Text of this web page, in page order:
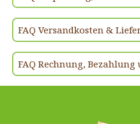
FAQ Versandkosten &
FAQ Rechnung,